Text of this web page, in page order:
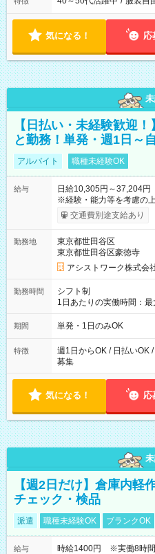
気になる！ 応
【日払い・未経験歓迎
と勤務！単発・週1日～
アルバイト 職種未経験OK
給与
日給10,305円～37,204円
※経験・能力等を考慮の上、
間】試用期間なし
交通費別途支給あり
勤務地
東京都世田谷区
東京都世田谷区豪徳寺
アシストワーク株式会
勤務時間
シフト制
1日あたりの実働時間：
勤務 勤務：月・水・金 休み：火・
可能です！ ※1日あたりの最大実働時間は日勤、夜勤共に勤務し
期間 単発・1日のみOK
特徴
週1日からOK / 日払いOK
募集
気になる！ 応
【週2日だけ】倉庫内
チェック・検品
派遣 職種未経験OK ブランクOK
給与 時給1400円 ※実働8時間